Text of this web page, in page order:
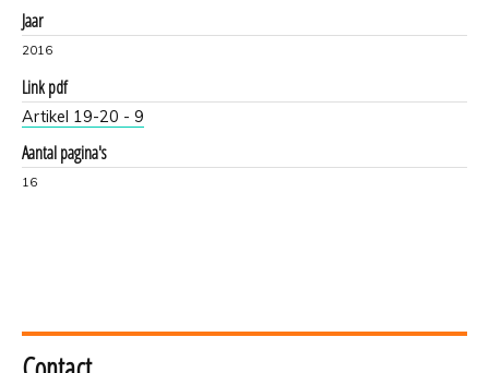
Jaar
2016
Link pdf
Artikel 19-20 - 9
Aantal pagina's
16